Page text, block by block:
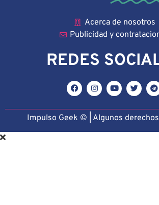
Acerca de nosotros
Publicidad y
REDES
Impulso Geek © | Algunos